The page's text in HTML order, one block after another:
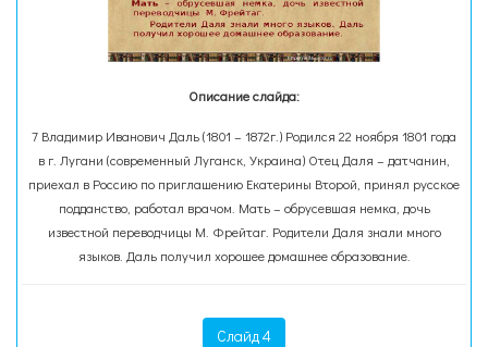
Описание слайда:
7 Владимир Иванович Даль (1801 – 1872г.) Родился 22 ноября 1801 года
в г. Лугани (современный Луганск, Украина) Отец Даля – датчанин,
приехал в Россию по приглашению Екатерины Второй, принял русское
подданство, работал врачом. Мать – обрусевшая немка, дочь
известной переводчицы М. Фрейтаг. Родители Даля знали много
языков. Даль получил хорошее домашнее образование.
Слайд 4